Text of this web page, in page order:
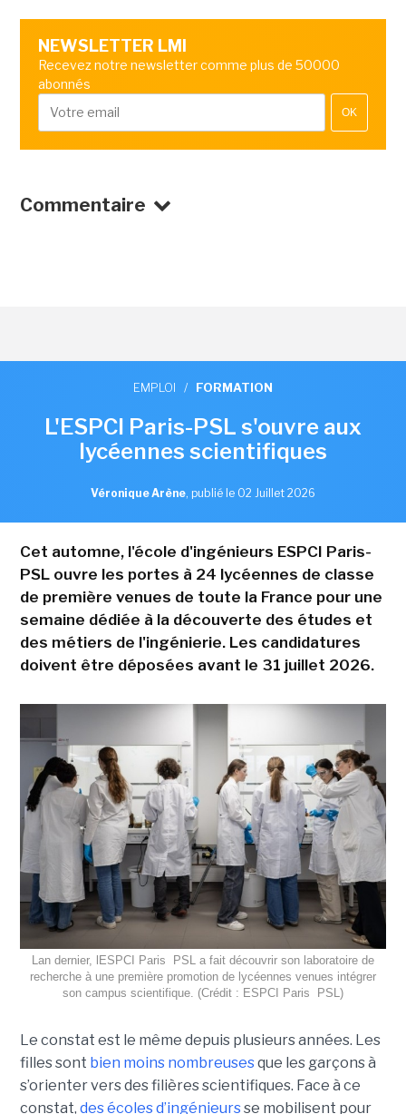
NEWSLETTER LMI
Recevez notre newsletter comme plus de 50000
abonnés
OK
Commentaire
EMPLOI / FORMATION
L'ESPCI Paris-PSL s'ouvre aux
lycéennes scientifiques
Véronique Arène, publié le 02 Juillet 2026
Cet automne, l'école d'ingénieurs ESPCI Paris-
PSL ouvre les portes à 24 lycéennes de classe
de première venues de toute la France pour une
semaine dédiée à la découverte des études et
des métiers de l'ingénierie. Les candidatures
doivent être déposées avant le 31 juillet 2026.
Lan dernier, lESPCI Paris  PSL a fait découvrir son laboratoire de
recherche à une première promotion de lycéennes venues intégrer
son campus scientifique. (Crédit : ESPCI Paris  PSL)
Le constat est le même depuis plusieurs années. Les
filles sont bien moins nombreusesque les garçons à
s’orienter vers des filières scientifiques. Face à ce
constat, des écoles d’ingénieursse mobilisent pour